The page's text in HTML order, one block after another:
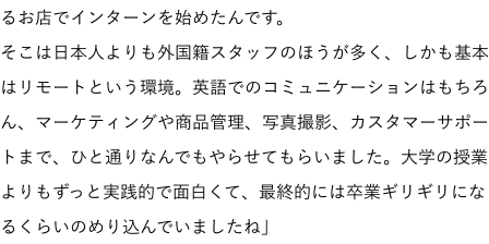
るお店でインターンを始めたんです。
そこは日本人よりも外国籍スタッフのほうが多く、しかも基本
はリモートという環境。英語でのコミュニケーションはもちろ
ん、マーケティングや商品管理、写真撮影、カスタマーサポー
トまで、ひと通りなんでもやらせてもらいました。大学の授業
よりもずっと実践的で面白くて、最終的には卒業ギリギリにな
るくらいのめり込んでいましたね」